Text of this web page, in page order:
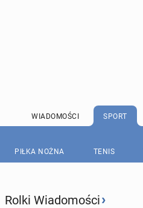
WIADOMOŚCI SPORT
PIŁKA NOŻNA TENIS
Rolki Wiadomości›